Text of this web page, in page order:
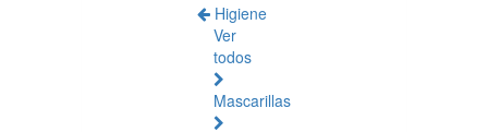
Higiene
Ver
todos
Mascarillas